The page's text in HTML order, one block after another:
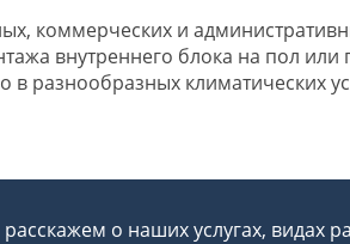
коммерческих и
внутреннего блока на пол
разнообразных климатических
о наших услугах, видах